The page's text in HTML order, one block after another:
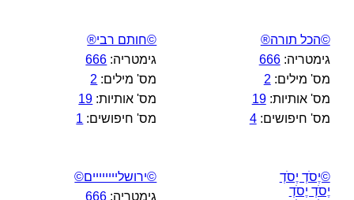
©הכל תורה®
גימטריה:666
מס' מילים: 2
מס' אותיות:19
מס' חיפושים:4
©חותם רבי®
גימטריה: 666
מס' מילים: 2
מס' אותיות: 19
מס' חיפושים: 1
©יֶסֹדְ יֶסֹדְ
יֶסֹדְ יֶסֹדְ
©ירושליייייייים©
גימטריה: 666